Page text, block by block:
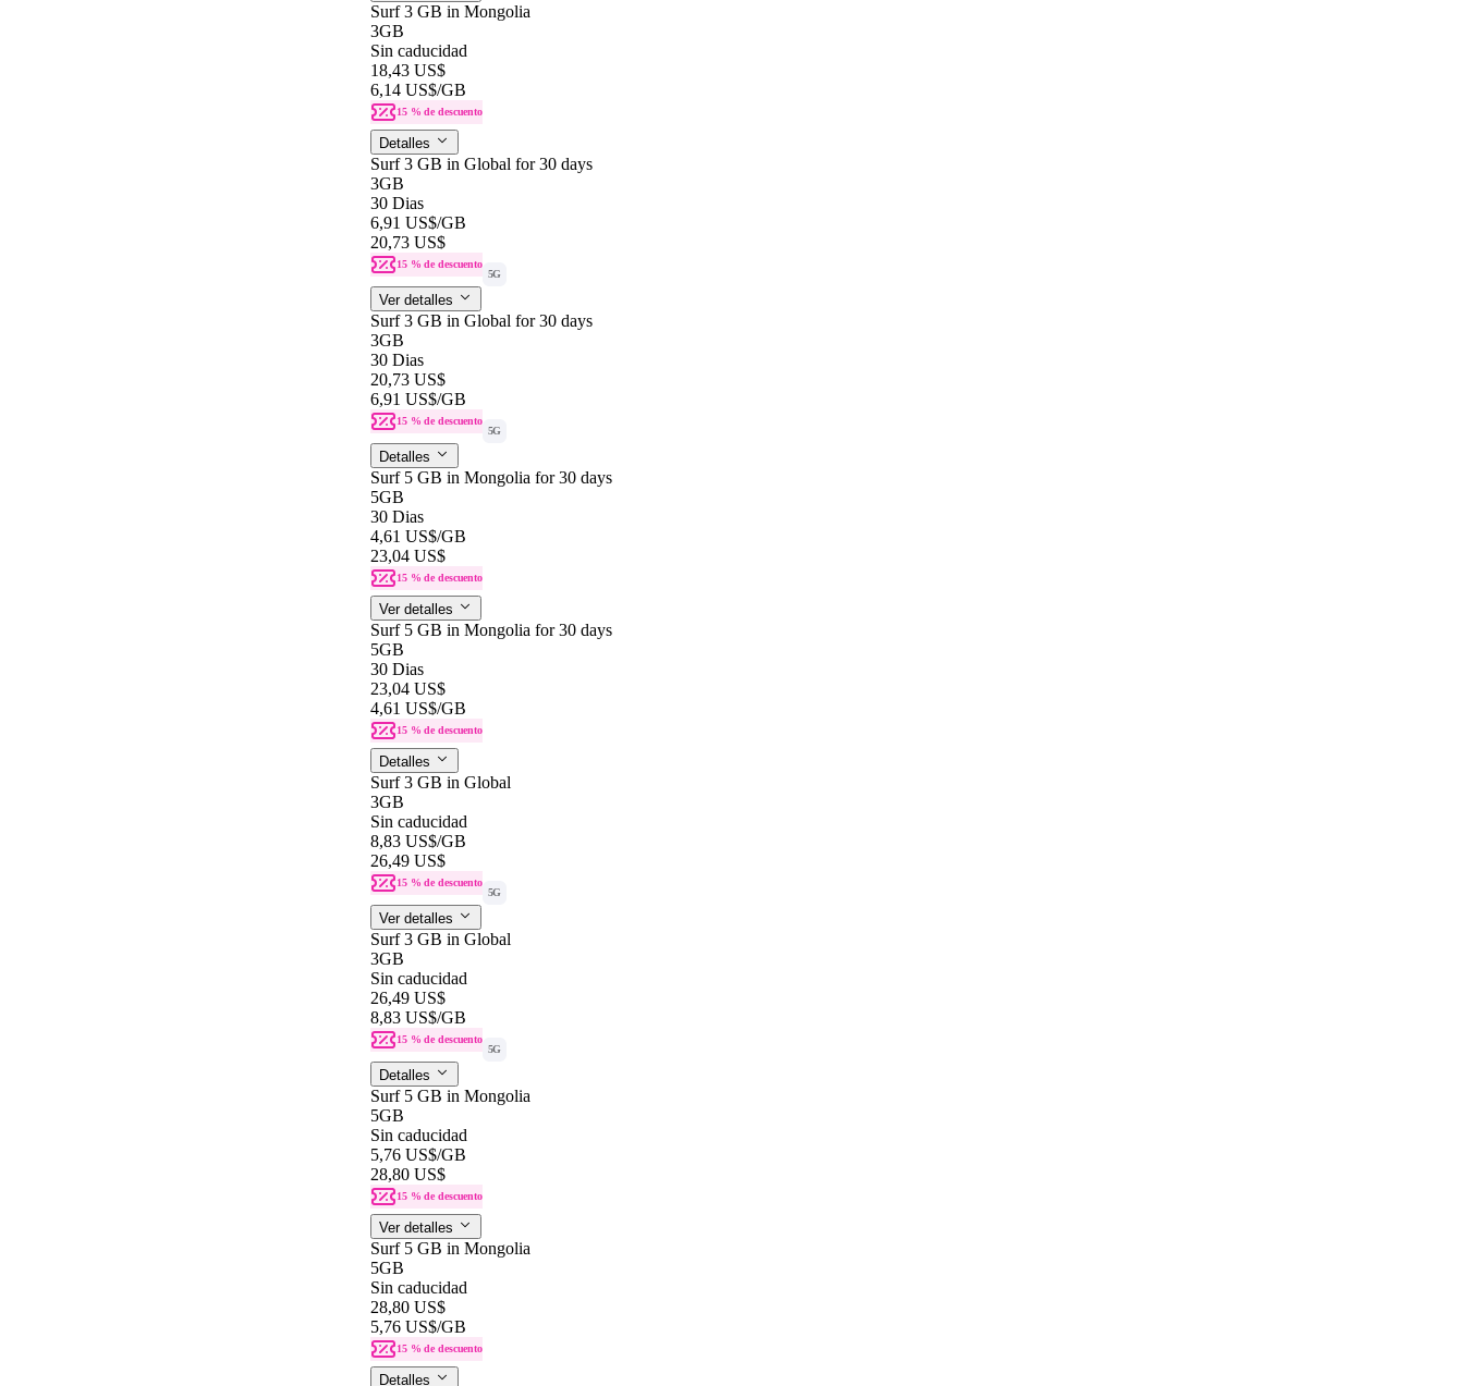
Surf 3 GB in Mongolia
3GB
Sin caducidad
18,43 US$
6,14 US$/GB
15 % de descuento
Detalles
Surf 3 GB in Global for 30 days
3GB
30 Dias
6,91 US$/GB
20,73 US$
15 % de descuento
5G
Ver detalles
Surf 3 GB in Global for 30 days
3GB
30 Dias
20,73 US$
6,91 US$/GB
15 % de descuento
5G
Detalles
Surf 5 GB in Mongolia for 30 days
5GB
30 Dias
4,61 US$/GB
23,04 US$
15 % de descuento
Ver detalles
Surf 5 GB in Mongolia for 30 days
5GB
30 Dias
23,04 US$
4,61 US$/GB
15 % de descuento
Detalles
Surf 3 GB in Global
3GB
Sin caducidad
8,83 US$/GB
26,49 US$
15 % de descuento
5G
Ver detalles
Surf 3 GB in Global
3GB
Sin caducidad
26,49 US$
8,83 US$/GB
15 % de descuento
5G
Detalles
Surf 5 GB in Mongolia
5GB
Sin caducidad
5,76 US$/GB
28,80 US$
15 % de descuento
Ver detalles
Surf 5 GB in Mongolia
5GB
Sin caducidad
28,80 US$
5,76 US$/GB
15 % de descuento
Detalles